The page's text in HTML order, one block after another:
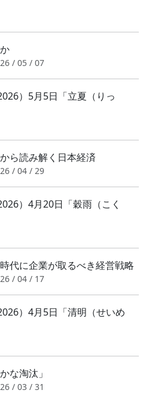
/ 05 / 07
）5月5日「立夏（りっ
ら読み解く日本経済
/ 04 / 29
）4月20日「穀雨（こく
代に企業が取るべき経営戦略
/ 04 / 17
）4月5日「清明（せいめ
な淘汰」
/ 03 / 31